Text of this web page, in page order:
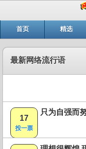
首页 精选
最新网络流行语
17
投一票
只为自强而